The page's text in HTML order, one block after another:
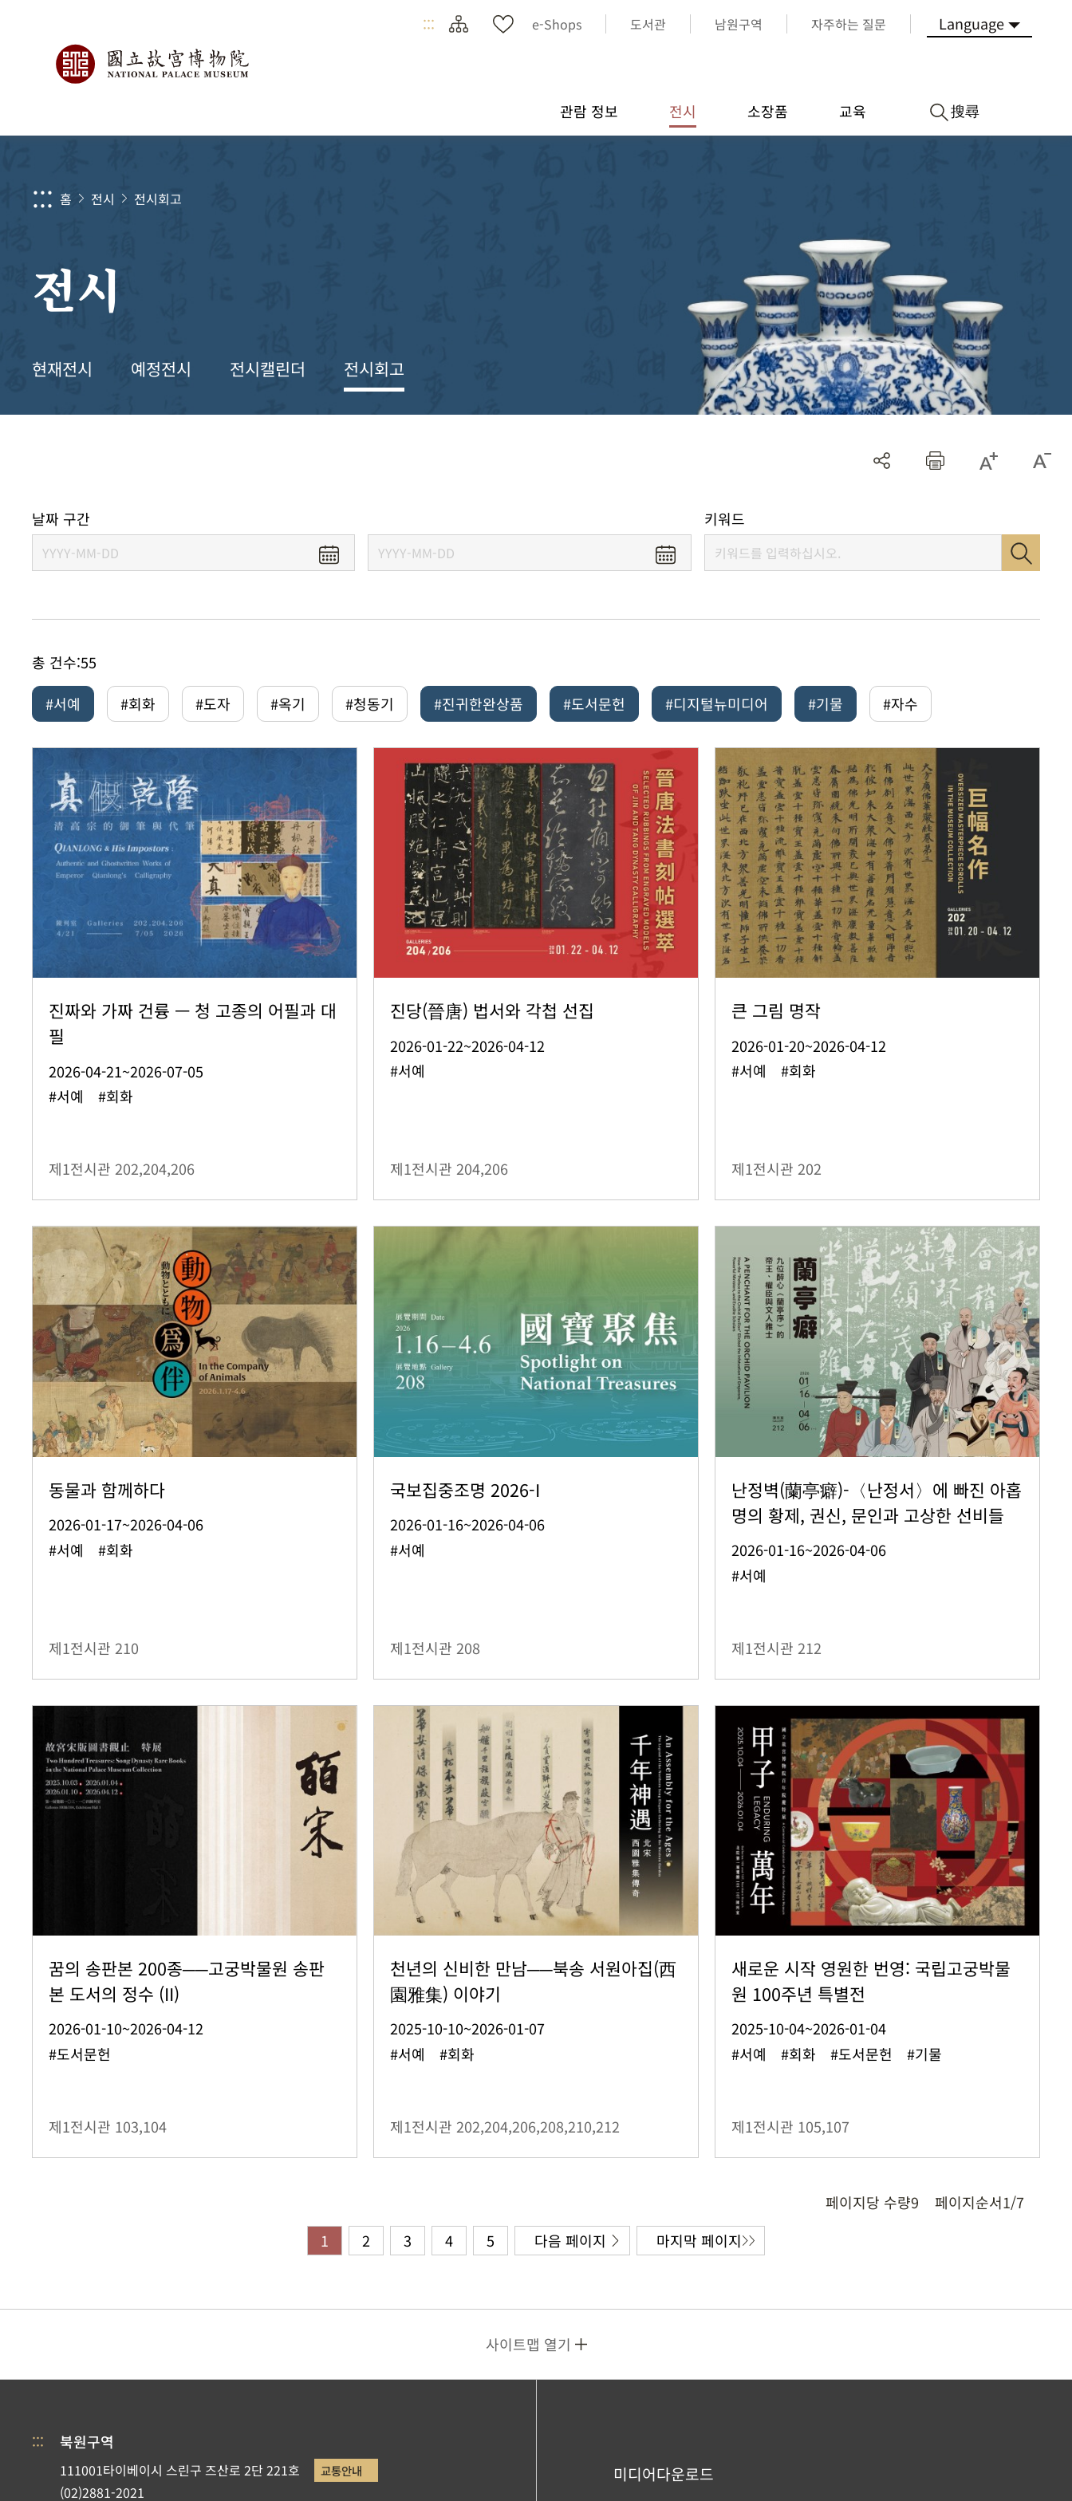
::: e-Shops 도서관 남원구역 자주하는 질문 Language
관람 정보 전시 소장품 교육 搜尋
::: 홈 전시 전시회고
전시
현재전시 예정전시 전시캘린더 전시회고
날짜 구간 키워드
총 건수:55
#서예
#회화 #도자 #옥기 #청동기 #진귀한완상품 #도서문헌 #디지털뉴미디어 #기물 #자수
진짜와 가짜 건륭 — 청 고종의 어필과 대
필
2026-04-21~2026-07-05
#서예 #회화
제1전시관 202,204,206
진당(晉唐) 법서와 각첩 선집
2026-01-22~2026-04-12
#서예
제1전시관 204,206
큰 그림 명작
2026-01-20~2026-04-12
#서예 #회화
제1전시관 202
동물과 함께하다
2026-01-17~2026-04-06
#서예 #회화
제1전시관 210
국보집중조명 2026-I
2026-01-16~2026-04-06
#서예
제1전시관 208
난정벽(蘭亭癖)-〈난정서〉에 빠진 아홉
명의 황제, 권신, 문인과 고상한 선비들
2026-01-16~2026-04-06
#서예
제1전시관 212
꿈의 송판본 200종──고궁박물원 송판
본 도서의 정수 (II)
2026-01-10~2026-04-12
#도서문헌
제1전시관 103,104
천년의 신비한 만남──북송 서원아집(西
園雅集) 이야기
2025-10-10~2026-01-07
#서예 #회화
제1전시관 202,204,206,208,210,212
새로운 시작 영원한 번영: 국립고궁박물
원 100주년 특별전
2025-10-04~2026-01-04
#서예 #회화 #도서문헌 #기물
제1전시관 105,107
페이지당 수량9 페이지순서1/7
1
2 3 4 5 다음 페이지 마지막 페이지
사이트맵 열기
::: 북원구역
111001타이베이시 스린구 즈산로 2단 221호 교통안내
(02)2881-2021
미디어다운로드